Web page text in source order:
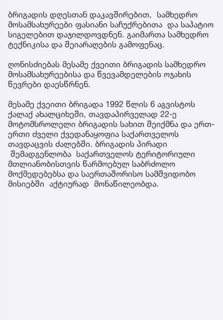
ბრიგადის დღესთან დაკავშირებით, სამხედრო
მოსამსახურეები ფასიანი საჩუქრებითა და საპატიო
სიგელებით დაჯილდოვდნენ. გაიმართა სამხედრო
ტექნიკისა და შეიარაღების გამოფენაც.
ღონისძიებას მესამე ქვეითი ბრიგადის სამხედრო
მოსამსახურეებისა და წვევამდელების ოჯახის
წევრები დაესწრნენ.
მესამე ქვეითი ბრიგადა 1992 წლის 6 აგვისტოს
ქალაქ ახალციხეში, თავდაპირველად 22-ე
მოტომსროლელი ბრიგადის სახით შეიქმნა და ერთ-
ერთი ძველი ქვედანაყოფია საქართველოს
თავდაცვის ძალებში. ბრიგადის პირადი
შემადგენლობა საქართველოს ტერიტორიული
მთლიანობისთვის წარმოებულ საბრძოლო
მოქმედებებსა და საერთაშორისო სამშვიდობო
მისიებში აქტიურად მონაწილეობდა.